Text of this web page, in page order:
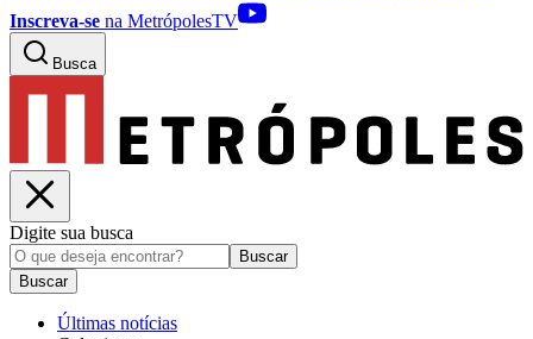
Inscreva-se na MetrópolesTV
Busca
Digite sua busca
Buscar
Buscar
Últimas notícias